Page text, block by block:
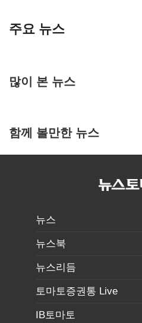
주요 뉴스
많이 본 뉴스
함께 볼만한 뉴스
뉴스
뉴스북
뉴스리듬
토마토증권통 Live
IB토마토